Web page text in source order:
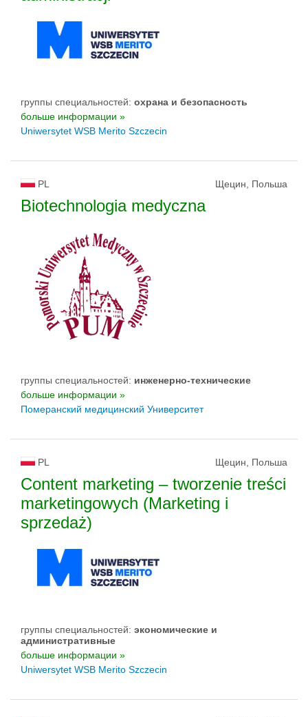
группы специальностей: oхрана и безопасность
больше информации »
Uniwersytet WSB Merito Szczecin
PL Щецин, Польша
Biotechnologia medyczna
группы специальностей: инженерно-техническиe
больше информации »
Померанский медицинский Университет
PL Щецин, Польша
Content marketing – tworzenie treści
marketingowych (Marketing i
sprzedaż)
группы специальностей: экономические и
административные
больше информации »
Uniwersytet WSB Merito Szczecin